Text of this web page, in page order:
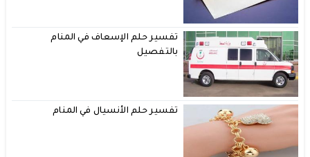
تفسير حلم الإسعاف في المنام
بالتفصيل
تفسير حلم الأنسيال في المنام